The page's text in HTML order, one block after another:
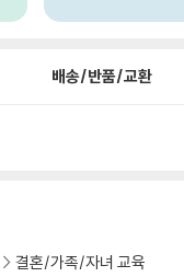
배송/반품/교환
결혼/가족/자녀 교육